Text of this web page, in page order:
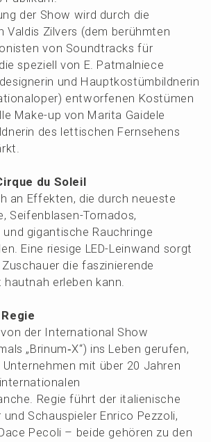
der Show wird durch die
Valdis Zilvers (dem berühm­ten
von Sound­tracks für
spezi­ell von E. Patmal­nie­ce
und Haupt­kos­tüm­bild­ne­rin
entwor­fe­nen Kostü­men
Make-up von Marita Gaide­le
des letti­schen Fernse­hens
du Soleil
an Effek­ten, die durch neues­te
Seifen­bla­sen-Torna­dos,
gigan­ti­sche Rauch­rin­ge
Eine riesi­ge LED-Leinwand sorgt
die faszi­nie­ren­de
erleben kann.
der Inter­na­tio­nal Show
„Brinum‑X“) ins Leben gerufen,
mit über 20 Jahren
Regie führt der italie­ni­sche
Schau­spie­ler Enrico Pezzo­li,
Pecoli – beide gehören zu den